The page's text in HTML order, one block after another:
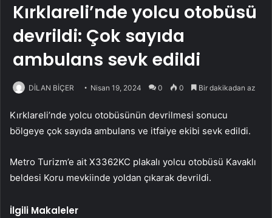
Kırklareli’nde yolcu otobüsü
devrildi: Çok sayıda
ambulans sevk edildi
DİLAN BİÇER Nisan 19, 2024 0 0 Bir dakikadan az
Kırklareli’nde yolcu otobüsünün devrilmesi sonucu
bölgeye çok sayıda ambulans ve itfaiye ekibi sevk edildi.
Metro Turizm’e ait X3362KC plakalı yolcu otobüsü Kavaklı
beldesi Koru mevkiinde yoldan çıkarak devrildi.
İlgili Makaleler